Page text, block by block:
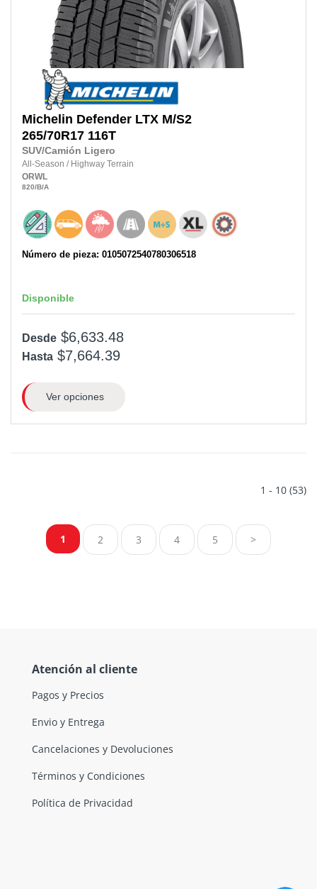
Michelin Defender LTX M/S2
265/70R17 116T
SUV/Camión Ligero
All-Season / Highway Terrain
ORWL
820/B/A
Número de pieza: 0105072540780306518
Disponible
Desde $6,633.48
Hasta $7,664.39
Ver opciones
1 - 10 (53)
1 2 3 4 5 >
Atención al cliente
Pagos y Precios
Envio y Entrega
Cancelaciones y Devoluciones
Términos y Condiciones
Política de Privacidad